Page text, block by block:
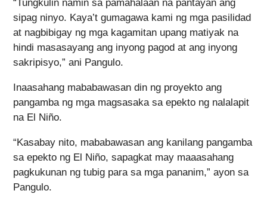
“Tungkulin namin sa pamahalaan na pantayan ang
sipag ninyo. Kaya’t gumagawa kami ng mga pasilidad
at nagbibigay ng mga kagamitan upang matiyak na
hindi masasayang ang inyong pagod at ang inyong
sakripisyo,” ani Pangulo.
Inaasahang mababawasan din ng proyekto ang
pangamba ng mga magsasaka sa epekto ng nalalapit
na El Niño.
“Kasabay nito, mababawasan ang kanilang pangamba
sa epekto ng El Niño, sapagkat may maaasahang
pagkukunan ng tubig para sa mga pananim,” ayon sa
Pangulo.